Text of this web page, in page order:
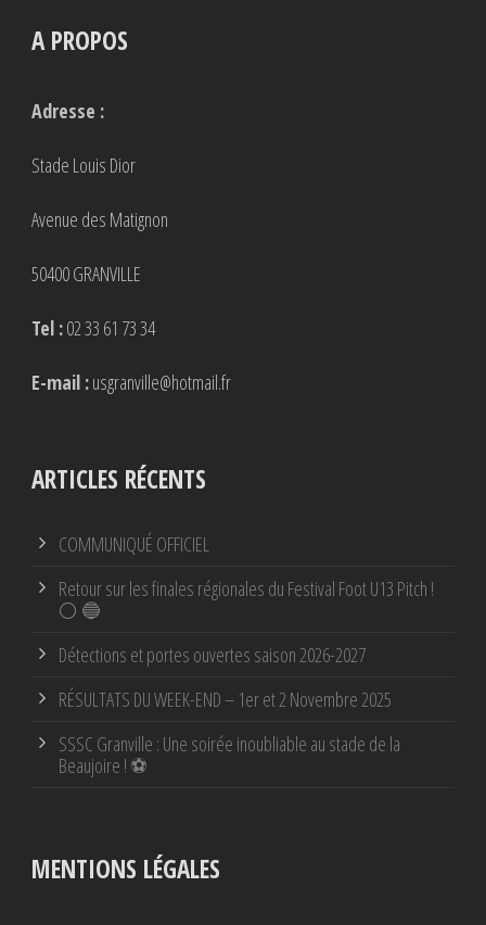
A PROPOS
Adresse :
Stade Louis Dior
Avenue des Matignon
50400 GRANVILLE
Tel :02 33 61 73 34
E-mail :usgranville@hotmail.fr
ARTICLES RÉCENTS
COMMUNIQUÉ OFFICIEL
Retour sur les finales régionales du Festival Foot U13 Pitch !
⚪ 🔵
Détections et portes ouvertes saison 2026-2027
RÉSULTATS DU WEEK-END – 1er et 2 Novembre 2025
SSSC Granville : Une soirée inoubliable au stade de la
Beaujoire ! ⚽
MENTIONS LÉGALES